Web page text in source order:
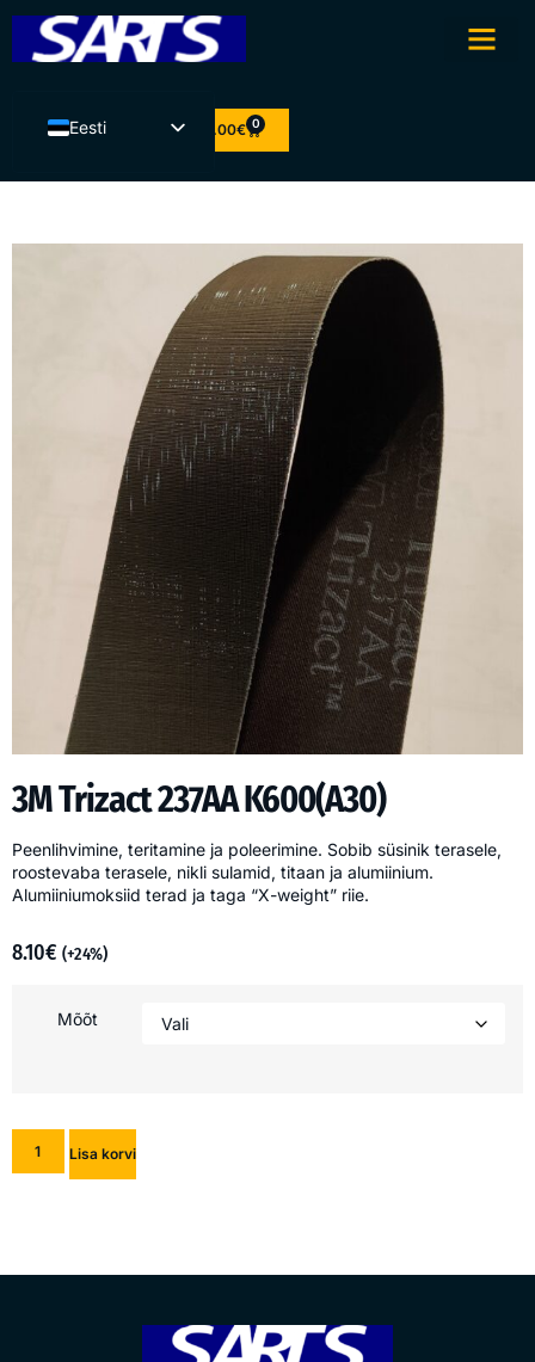
Eesti 0.00€ 0
3M Trizact 237AA K600(A30)
Peenlihvimine, teritamine ja poleerimine. Sobib süsinik terasele,
roostevaba terasele, nikli sulamid, titaan ja alumiinium.
Alumiiniumoksiid terad ja taga “X-weight” riie.
8.10€ (+24%)
Mõõt
Lisa korvi